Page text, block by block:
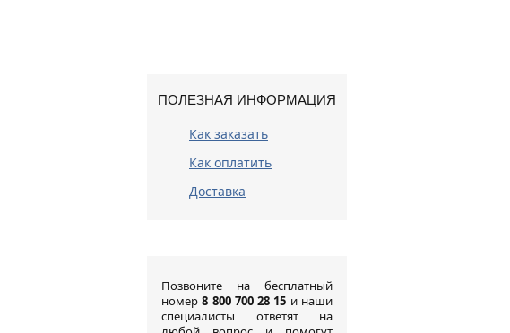
ПОЛЕЗНАЯ ИНФОРМАЦИЯ
Как заказать
Как оплатить
Доставка
Позвоните на бесплатный
номер8 800 700 28 15 и наши
специалисты ответят на